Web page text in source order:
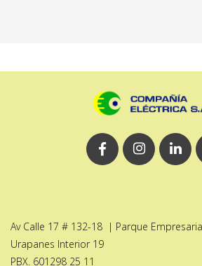
Av Calle 17 # 132-18 | Parque
Urapanes Interior 19
PBX. 601298 25 11